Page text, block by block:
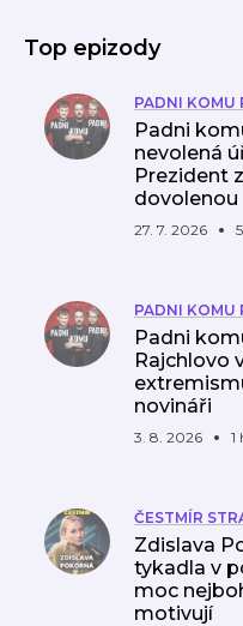
Oliver
Adámek
Top epizody
PADNI KOMU
Padni
nevolená
Prezident
dovolenou
27. 7. 2026
PADNI KOMU
Padni
Rajchlovo
novináři
3. 8. 2026 1
ČESTMÍR
Zdislava
tykadla v
moc
motivují